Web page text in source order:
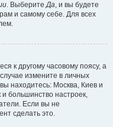
. ВыберитеДа, и вы будете
и самому себе. Для всех
к другому часовому поясу, а
измените в личных
находитесь: Москва, Киев и
и большинство настроек,
Если вы не
сделать это.